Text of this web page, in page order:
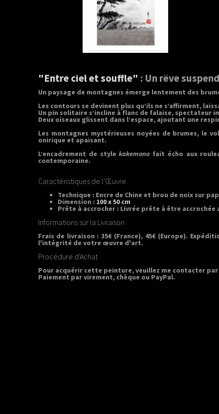
"Entre ciel et souffle" : Un rêve
Un paysage de montagnes émerge lentement des
Les contours se devinent plus qu’ils ne s’affirment,
Un pin solitaire s’incline à flanc de falaise, spectateur
Deux oiseaux glissent dans l’espace, ajoutant une
Les montagnes mystérieuses noyées de brumes, le
onirique et apaisant.
L’encadrement de stylekakemono fait écho aux
contemporaine.
Caractéristiques de l'Œuvre
Technique : Encre de Chine et brou de noix sur
Dimension : 100 x 50 cm
Prête à accrocher : Livrée prête à être
Informations sur la Livraison
Frais de livraison : 35€ (France), 45€ (Europe).
l'intégrité de votre œuvre d'art.
Procédure d'Achat
Pour acquérir cette peinture, veuillez me contacter par
Paiement par virement, chèque ou PayPal.